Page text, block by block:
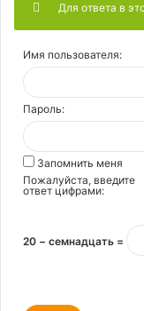
Для ответа в
Имя пользователя:
Пароль:
Запомнить меня
Пожалуйста, введите
ответ цифрами:
20 − семнадцать =